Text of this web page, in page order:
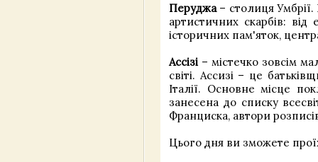
Перуджа– столиця Умбрії.
артистичних скарбів:
історичних пам'яток,
Ассізі – містечко зовсім
світі. Ассизі – це
Італії. Основне місце
занесена до списку
Франциска, автори
Цього дня ви зможете